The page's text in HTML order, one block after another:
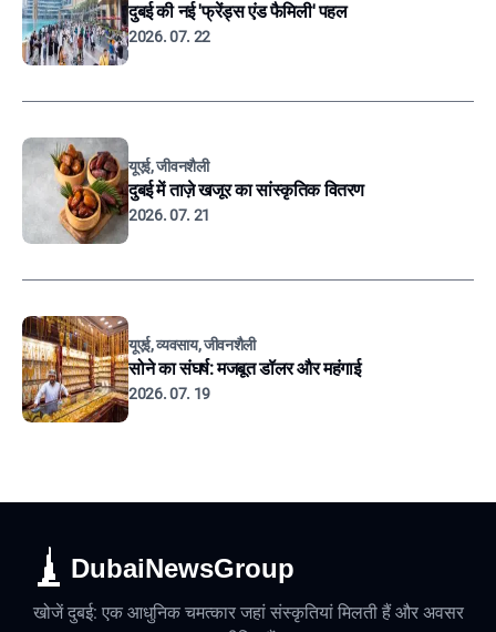
दुबई की नई 'फ्रेंड्स एंड फैमिली' पहल
2026. 07. 22
यूएई, जीवनशैली
दुबई में ताज़े खजूर का सांस्कृतिक वितरण
2026. 07. 21
यूएई, व्यवसाय, जीवनशैली
सोने का संघर्ष: मजबूत डॉलर और महंगाई
2026. 07. 19
DubaiNewsGroup
खोजें दुबई: एक आधुनिक चमत्कार जहां संस्कृतियां मिलती हैं और अवसर